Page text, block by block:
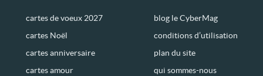
cartes de voeux 2027
cartes Noël
cartes anniversaire
cartes amour
blog le CyberMag
conditions d’utilisation
plan du site
qui sommes-nous